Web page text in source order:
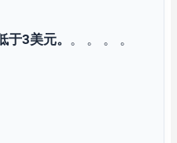
于3美元。 。 。 。 。